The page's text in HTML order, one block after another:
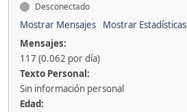
Desconectado
Mostrar Mensajes
Mostrar Estadísticas
Mensajes:
117 (0.062 por día)
Texto Personal:
Sin información personal
Edad: